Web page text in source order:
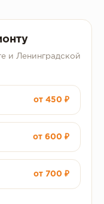
и Ленинградской
от 450 ₽
от 600 ₽
от 700 ₽